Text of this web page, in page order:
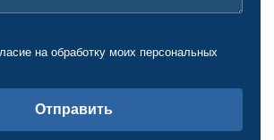
на обработку моих персональных
Отправить